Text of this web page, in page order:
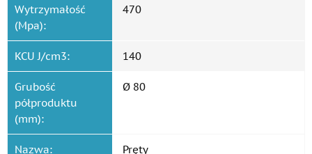
Wytrzymałość
(Mpa):
470
KCU J/cm3: 140
Grubość
półproduktu
(mm):
Ø 80
Nazwa: Pręty